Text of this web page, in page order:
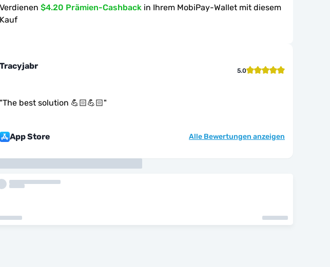
Verdienen $4.20 Prämien-Cashback in Ihrem MobiPay-Wallet mit diesem
Kauf
Tracyjabr 5.0
"The best solution 💪🏻💪🏻"
App Store Alle Bewertungen anzeigen